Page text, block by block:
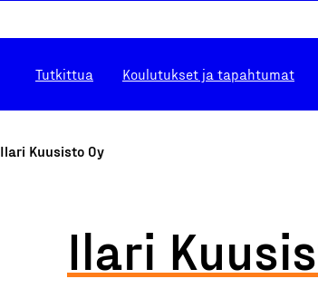
Tutkittua Koulutukset ja tapahtumat
Ilari Kuusisto Oy
Ilari